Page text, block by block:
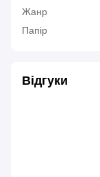
Жанр
Папір
Відгуки